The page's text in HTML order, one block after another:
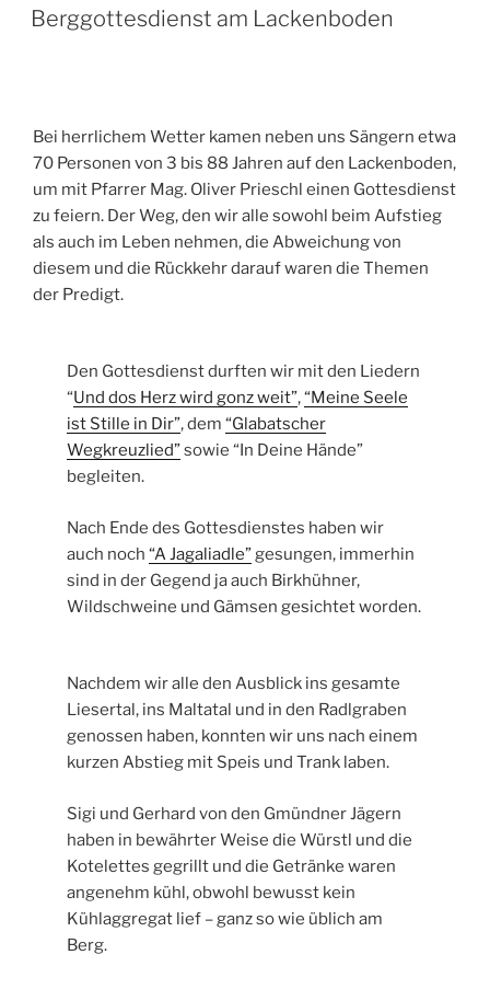
AM
Berggottesdienst am Lackenboden
Bei herrlichem Wetter kamen neben uns Sängern etwa
70 Personen von 3 bis 88 Jahren auf den Lackenboden,
um mit Pfarrer Mag. Oliver Prieschl einen Gottesdienst
zu feiern. Der Weg, den wir alle sowohl beim Aufstieg
als auch im Leben nehmen, die Abweichung von
diesem und die Rückkehr darauf waren die Themen
der Predigt.
Den Gottesdienst durften wir mit den Liedern
“Und dos Herz wird gonz weit”,“Meine Seele
ist Stille in Dir”, dem“Glabatscher
Wegkreuzlied”sowie “In Deine Hände”
begleiten.
Nach Ende des Gottesdienstes haben wir
auch noch“A Jagaliadle”gesungen, immerhin
sind in der Gegend ja auch Birkhühner,
Wildschweine und Gämsen gesichtet worden.
Nachdem wir alle den Ausblick ins gesamte
Liesertal, ins Maltatal und in den Radlgraben
genossen haben, konnten wir uns nach einem
kurzen Abstieg mit Speis und Trank laben.
Sigi und Gerhard von den Gmündner Jägern
haben in bewährter Weise die Würstl und die
Kotelettes gegrillt und die Getränke waren
angenehm kühl, obwohl bewusst kein
Kühlaggregat lief – ganz so wie üblich am
Berg.